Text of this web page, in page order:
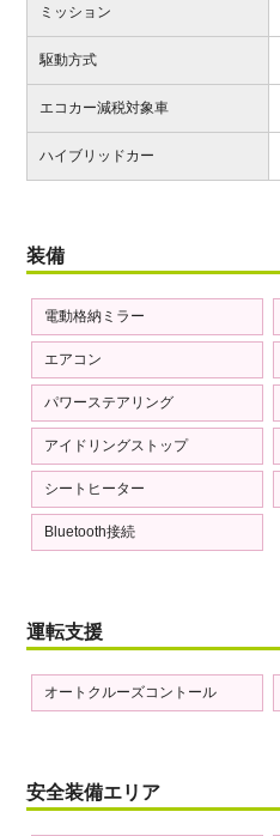
ミッション
駆動方式
エコカー減税対象車
ハイブリッドカー
装備
電動格納ミラー
エアコン
パワーステアリング
アイドリングストップ
シートヒーター
Bluetooth接続
運転支援
オートクルーズコントール
安全装備エリア